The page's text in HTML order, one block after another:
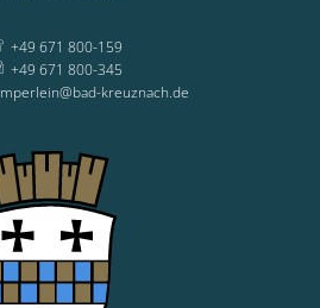
+49 671 800-159
+49 671 800-345
kreuznach.de